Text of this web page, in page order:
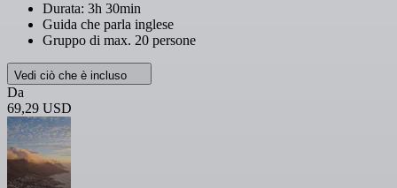
Durata: 3h 30min
Guida che parla inglese
Gruppo di max. 20 persone
Vedi ciò che è incluso
Da
69,29 USD